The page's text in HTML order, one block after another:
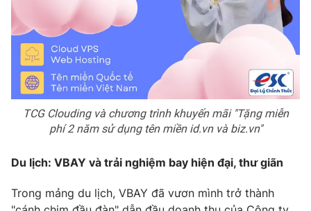
Theo dõi báo trên
Cơ quan chủ quản:
Đài Truyền hình Việt Nam
Cơ quan báo chí:
Thời báo VTV
Giấy phép hoạt động báo in và báo điện tử số 483/GP-BTTTT
cấp ngày 29/12/2023
Tổng Biên tập:Vũ Thanh Thủy
024.38 355 931 - 024.38 355 932
Ðiện thoại Thời báo VTV:024.66 897 897
TCG Clouding và chương trình khuyến mãi "Tặng miễn
phí 2 năm sử dụng tên miền id.vn và biz.vn"
Du lịch: VBAY và trải nghiệm bay hiện đại, thư giãn
Trong mảng du lịch, VBAY đã vươn mình trở thành